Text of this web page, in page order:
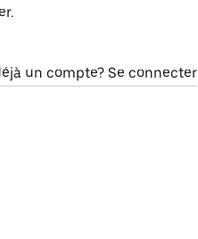
un compte? Se connecter